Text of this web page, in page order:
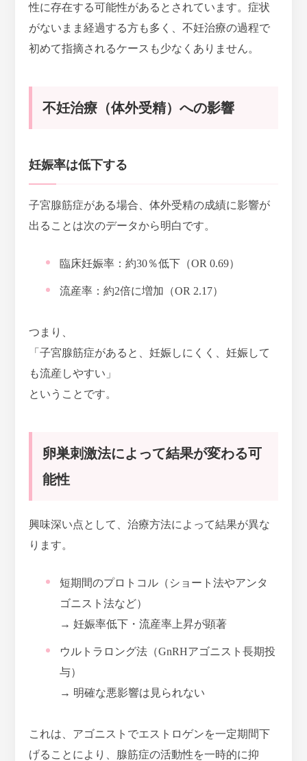
性に存在する可能性があるとされています。症状
がないまま経過する方も多く、不妊治療の過程で
初めて指摘されるケースも少なくありません。
不妊治療（体外受精）への影響
妊娠率は低下する
子宮腺筋症がある場合、体外受精の成績に影響が
出ることは次のデータから明白です。
臨床妊娠率：約30％低下（OR 0.69）
流産率：約2倍に増加（OR 2.17）
つまり、
「子宮腺筋症があると、妊娠しにくく、妊娠して
も流産しやすい」
ということです。
卵巣刺激法によって結果が変わる可
能性
興味深い点として、治療方法によって結果が異な
ります。
短期間のプロトコル（ショート法やアンタ
ゴニスト法など）
→ 妊娠率低下・流産率上昇が顕著
ウルトラロング法（GnRHアゴニスト長期投
与）
→ 明確な悪影響は見られない
これは、アゴニストでエストロゲンを一定期間下
げることにより、腺筋症の活動性を一時的に抑